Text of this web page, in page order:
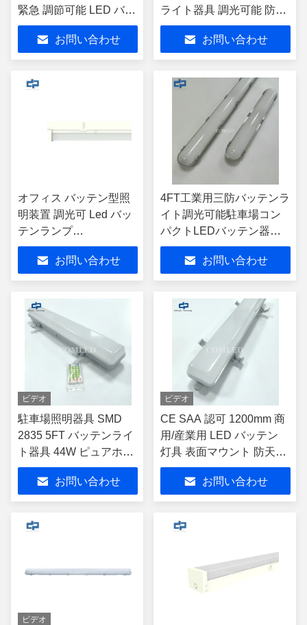
緊急 調節可能 LED バッ
トン
お問い合わせ
ライト器具 調光可能 防湿
LED バッテンは、駐車
場、倉庫、地下通路、ト
ンネルなどに適していま
す。
お問い合わせ
オフィス バッテン型照
明装置 調光可 Led バッ
テンランプ
18W/36W/44W
お問い合わせ
4FT工業用三防バッテンラ
イト調光可能駐車場コン
パクトLEDバッテン器具
CE SAA承認 三防リニア
ライトフィッティング セ
ンサー調光 防湿LEDバッ
テン
お問い合わせ
ビデオ
駐車場照明器具 SMD
2835 5FT バッテンライ
ト器具 44W ピュアホワ
イト 調光可能 LED バッ
テン インダストリアル
リニア LED ライト フル
お問い合わせ
ビデオ
CE SAA 認可 1200mm 商
用/産業用 LED バッテン
灯具 表面マウント 防天
LED照明灯具 非常用電池
蒸気防LED照明灯具
お問い合わせ
ビデオ